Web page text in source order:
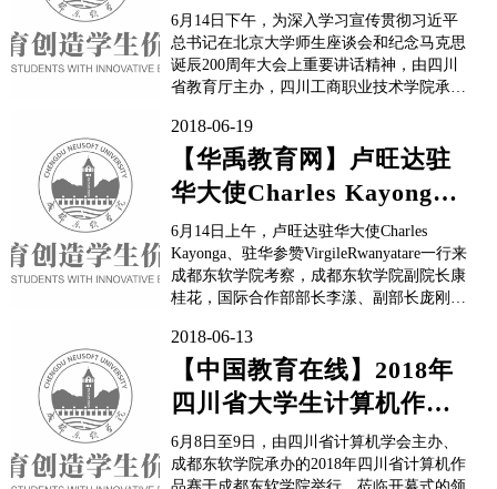
千万师生同上一堂课活动”
6月14日下午，为深入学习宣传贯彻习近平
总书记在北京大学师生座谈会和纪念马克思
诞辰200周年大会上重要讲话精神，由四川
省教育厅主办，四川工商职业技术学院承
协办的“学习新思想 千万师生同上一堂课活
动”在四川工商职业技术学院顺利开展。成
都东软学院教务部、质量部部长程学良带领
学院共50名教职工参...
2018-06-19
【华禹教育网】卢旺达驻
华大使Charles Kayonga
一行考察成都东软学院
6月14日上午，卢旺达驻华大使Charles
Kayonga、驻华参赞VirgileRwanyatare一行来
成都东软学院考察，成都东软学院副院长康
桂花，国际合作部部长李漾、副部长庞刚，
软件工程系副主任陈克勤及学院相关系部负
责人参加了会议。 会上，康桂花副院长
发表了讲话。她对卢旺达驻华大使...
2018-06-13
【中国教育在线】2018年
四川省大学生计算机作品
赛于成都东软学院顺利举
行
6月8日至9日，由四川省计算机学会主办、
成都东软学院承办的2018年四川省计算机作